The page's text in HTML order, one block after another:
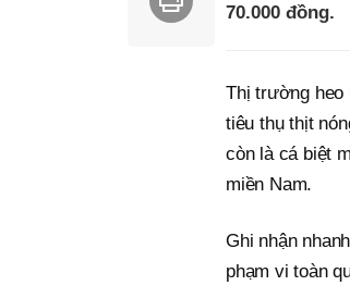
70.000 đồng.
Thị trường heo
tiêu thụ thịt
còn là cá biệt
miền Nam.
Ghi nhận
phạm vi toàn